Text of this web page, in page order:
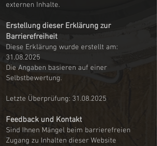
externen Inhalte.
Erstellung dieser Erklärung zur
Barrierefreiheit
Diese Erklärung wurde erstellt am:
31.08.2025
Die Angaben basieren auf einer
Selbstbewertung.
Letzte Überprüfung: 31.08.2025
Feedback und Kontakt
Sind Ihnen Mängel beim barrierefreien
Zugang zu Inhalten dieser Website